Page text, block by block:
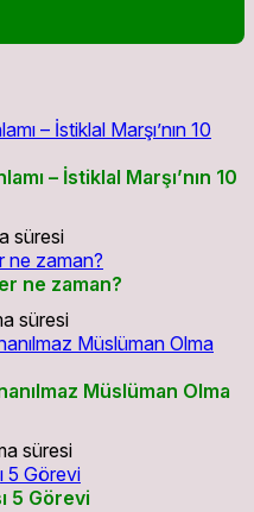
– İstiklal Marşı’nın 10
süresi
ne zaman?
süresi
Müslüman Olma
süresi
5 Görevi